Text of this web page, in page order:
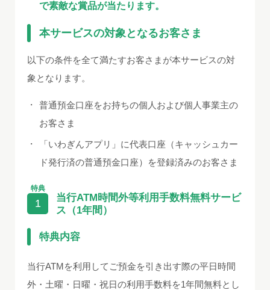
で素敵な賞品が当たります。
本サービスの対象となるお客さま
以下の条件を全て満たすお客さまが本サービスの対
象となります。
・
普通預金口座をお持ちの個人および個人事業主の
お客さま
・
「いわぎんアプリ」に代表口座（キャッシュカー
ド発行済の普通預金口座）を登録済みのお客さま
特典
1
当行ATM時間外等利用手数料無料サービ
ス（1年間）
特典内容
当行ATMを利用してご預金を引き出す際の平日時間
外・土曜・日曜・祝日の利用手数料を1年間無料とし